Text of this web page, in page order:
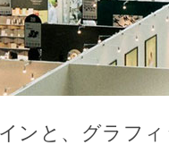
ンと、グラフ